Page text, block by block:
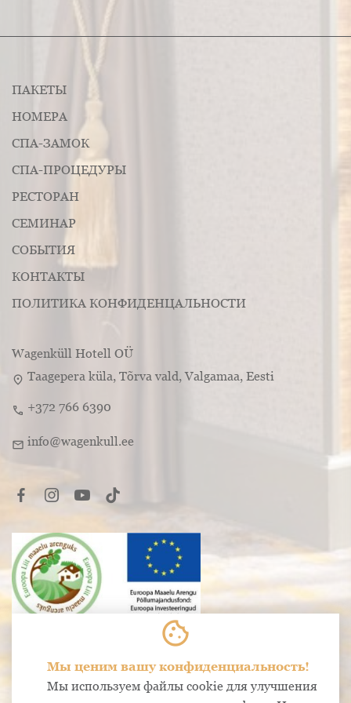
ПАКЕТЫ
НОМЕРА
СПА-ЗАМОК
СПА-ПРОЦЕДУРЫ
РЕСТОРАН
СЕМИНАР
СОБЫТИЯ
КОНТАКТЫ
ПОЛИТИКА КОНФИДЕНЦАЛЬНОСТИ
Wagenküll Hotell OÜ
location_on Taagepera küla, Tõrva vald, Valgamaa, Eesti
call +372 766 6390
mail info@wagenkull.ee
cookie
Мы ценим вашу конфиденциальность!
Мы используем файлы cookie для улучшения